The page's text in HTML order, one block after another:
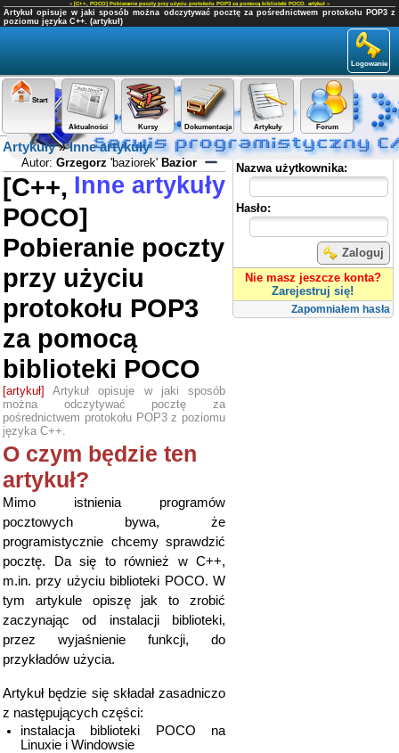
« [C++, POCO] Pobieranie poczty przy użyciu protokołu POP3 za pomocą biblioteki POCO artykuł »
Artykuł opisuje w jaki sposób można odczytywać pocztę za pośrednictwem protokołu POP3 z
poziomu języka C++. (artykuł)
Logowanie
Start
Aktualności Kursy Dokumentacja Artykuły Forum
Panel użytkownika
Nazwa użytkownika:
Hasło:
Zaloguj
Nie masz jeszcze konta?
Zarejestruj się!
Zapomniałem hasła
Artykuły»Inne artykuły
Autor: Grzegorz 'baziorek' Bazior
Inne artykuły
[C++,
POCO]
Pobieranie poczty
przy użyciu
protokołu POP3
za pomocą
biblioteki POCO
[artykuł]Artykuł opisuje w jaki sposób
można odczytywać pocztę za
pośrednictwem protokołu POP3 z poziomu
języka C++.
O czym będzie ten
artykuł?
Mimo istnienia programów
pocztowych bywa, że
programistycznie chcemy sprawdzić
pocztę. Da się to również w C++,
m.in. przy użyciu biblioteki POCO. W
tym artykule opiszę jak to zrobić
zaczynając od instalacji biblioteki,
przez wyjaśnienie funkcji, do
przykładów użycia.
Artykuł będzie się składał zasadniczo
z następujących części:
instalacja biblioteki POCO na
Linuxie i Windowsie